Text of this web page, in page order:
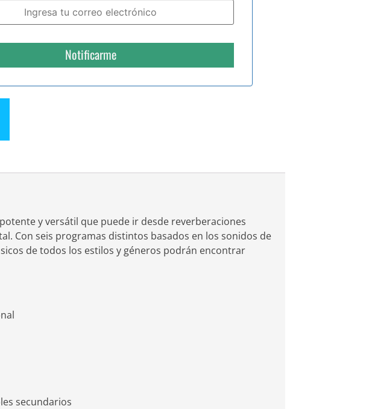
Notificarme
y versátil que puede ir desde reverberaciones
Con seis programas distintos basados en los sonidos de
de todos los estilos y géneros podrán encontrar
secundarios